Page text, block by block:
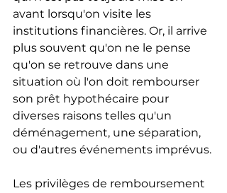
avant lorsqu'on visite les
institutions financières. Or, il arrive
plus souvent qu'on ne le pense
qu'on se retrouve dans une
situation où l'on doit rembourser
son prêt hypothécaire pour
diverses raisons telles qu'un
déménagement, une séparation,
ou d'autres événements imprévus.
Les privilèges de remboursement